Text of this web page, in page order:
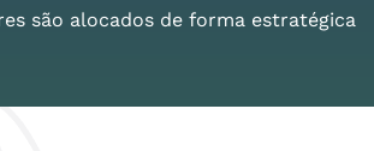
são alocados de forma estratégica